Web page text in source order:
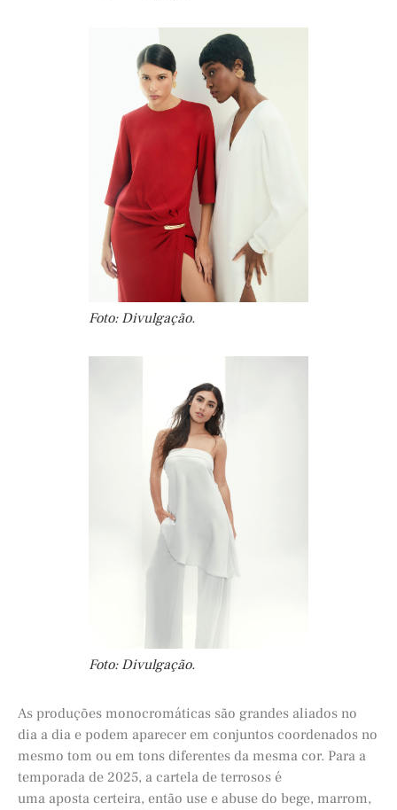
Foto: Divulgação.
Foto: Divulgação.
As produções monocromáticas são grandes aliados no
dia a dia e podem aparecer em conjuntos coordenados no
mesmo tom ou em tons diferentes da mesma cor. Para a
temporada de 2025, a cartela de terrosos é
uma aposta certeira, então use e abuse do bege, marrom,